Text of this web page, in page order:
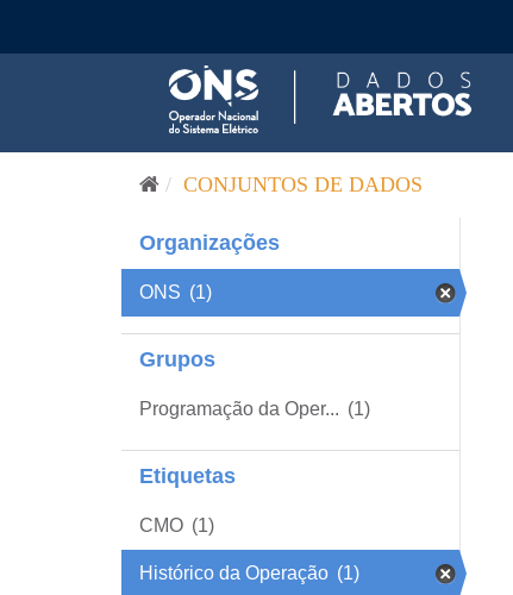
CONJUNTOS DE DADOS
Organizações
ONS (1)
Grupos
Programação da Oper... (1)
Etiquetas
CMO (1)
Histórico da Operação (1)